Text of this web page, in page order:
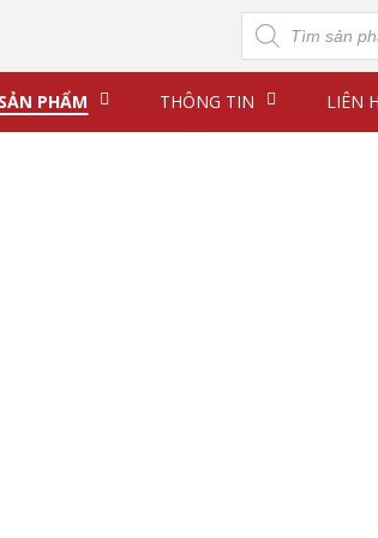
Tìm
kiếm
sản
phẩm
SẢN PHẨM THÔNG TIN LIÊN